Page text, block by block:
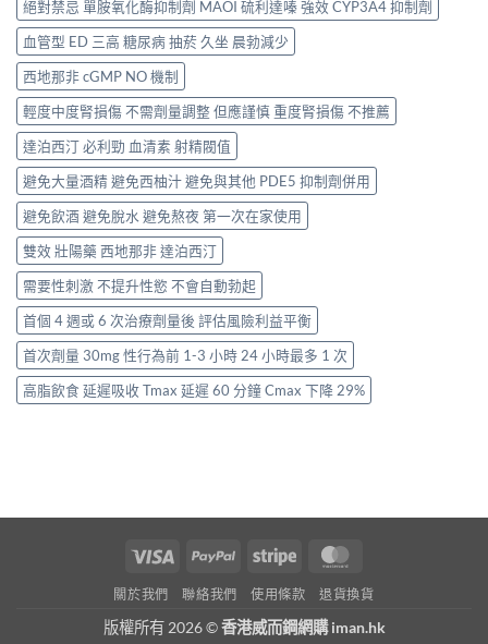
絕對禁忌 單胺氧化酶抑制劑 MAOI 硫利達嗪 強效 CYP3A4 抑制劑
血管型 ED 三高 糖尿病 抽菸 久坐 晨勃減少
西地那非 cGMP NO 機制
輕度中度腎損傷 不需劑量調整 但應謹慎 重度腎損傷 不推薦
達泊西汀 必利勁 血清素 射精閥值
避免大量酒精 避免西柚汁 避免與其他 PDE5 抑制劑併用
避免飲酒 避免脫水 避免熬夜 第一次在家使用
雙效 壯陽藥 西地那非 達泊西汀
需要性刺激 不提升性慾 不會自動勃起
首個 4 週或 6 次治療劑量後 評估風險利益平衡
首次劑量 30mg 性行為前 1-3 小時 24 小時最多 1 次
高脂飲食 延遲吸收 Tmax 延遲 60 分鐘 Cmax 下降 29%
Visa PayPal Stripe
關於我們 聯絡我們 使用條款 退貨換貨
版權所有 2026 ©香港威而鋼網購 iman.hk